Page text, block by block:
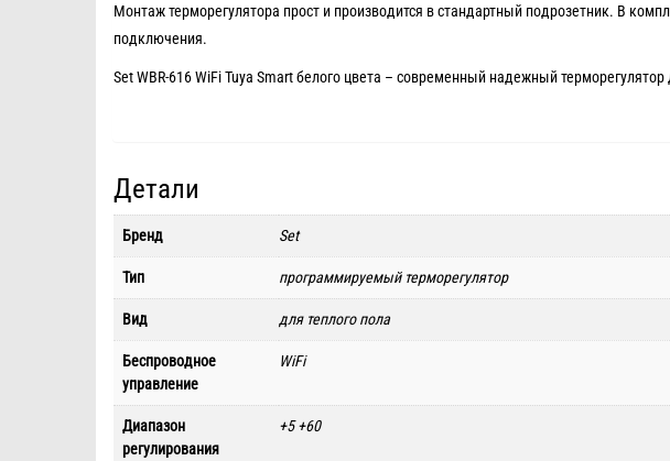
Монтаж терморегулятора прост и производится в стандартный подрозетник. В
подключения.
Set WBR-616 WiFi Tuya Smart белого цвета – современный надежный
Детали
Бренд Set
Тип программируемый терморегулятор
Вид для теплого пола
Беспроводное
управление
WiFi
Диапазон
регулирования
+5 +60